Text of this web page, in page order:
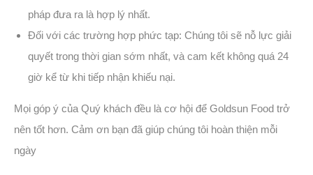
pháp đưa ra là hợp lý nhất.
Đối với các trường hợp phức tạp: Chúng tôi sẽ nỗ lực giải
quyết trong thời gian sớm nhất, và cam kết không quá 24
giờ kể từ khi tiếp nhận khiếu nại.
Mọi góp ý của Quý khách đều là cơ hội để Goldsun Food trở
nên tốt hơn. Cảm ơn bạn đã giúp chúng tôi hoàn thiện mỗi
ngày